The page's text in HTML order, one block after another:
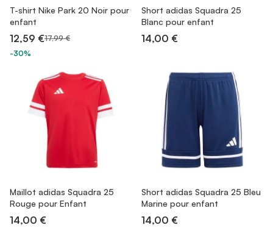
T-shirt Nike Park 20 Noir pour
enfant
12,59 €17,99 €
-30%
Short adidas Squadra 25
Blanc pour enfant
14,00 €
Maillot adidas Squadra 25
Rouge pour Enfant
14,00 €
Short adidas Squadra 25 Bleu
Marine pour enfant
14,00 €